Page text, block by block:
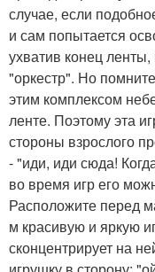
случае, если
и сам попытается
ухватив конец
"оркестр". Но
этим комплексом
ленте. Поэтому эта
стороны взрослого
- "иди, иди сюда!
во время игр его
Расположите перед
м красивую и яркую
сконцентрирует на